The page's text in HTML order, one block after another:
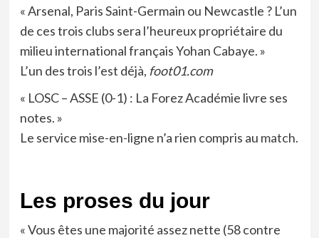
« Arsenal, Paris Saint-Germain ou Newcastle ? L’un
de ces trois clubs sera l’heureux propriétaire du
milieu international français Yohan Cabaye. »
L’un des trois l’est déjà, foot01.com
« LOSC – ASSE (0-1) : La Forez Académie livre ses
notes. »
Le service mise-en-ligne n’a rien compris au match.
Les proses du jour
« Vous êtes une majorité assez nette (58 contre